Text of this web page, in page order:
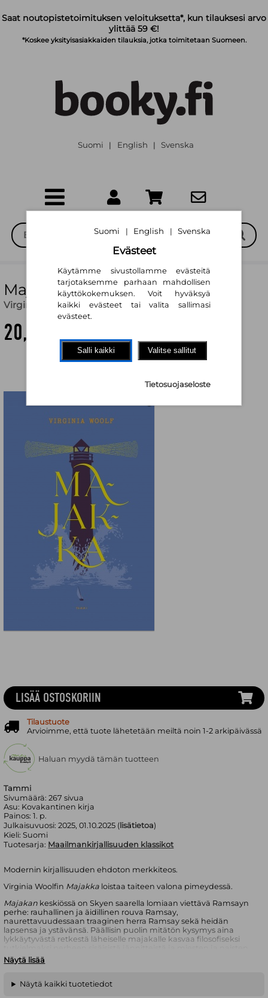
Saat noutopistetoimituksen veloituksetta*, kun tilauksesi arvo
ylittää 59 €!
*Koskee yksityisasiakkaiden tilauksia, jotka toimitetaan Suomeen.
Suomi | English | Svenska
Majakka
Virginia Woolf,Kai Kaila (käänt.)
20,80 €
Tammi
Sivumäärä:267 sivua
Asu: Kovakantinen kirja
Painos:1. p.
Julkaisuvuosi:2025, 01.10.2025 ( lisätietoa)
Kieli:Suomi
Tuotesarja: Maailmankirjallisuuden klassikot
Modernin kirjallisuuden ehdoton merkkiteos.
Virginia Woolfin Majakka loistaa taiteen valona pimeydessä.
Majakan keskiössä on Skyen saarella lomiaan viettävä Ramsayn
perhe: rauhallinen ja äidillinen rouva Ramsay,
naurettavuudessaan traaginen herra Ramsay sekä heidän
lapsensa ja ystävänsä. Päällisin puolin mitätön kysymys aina
lykkäytyvästä retkestä läheiselle majakalle kasvaa filosofiseksi
välisistä suhteista aikana, jolloin naisen elämän sisältö oli tarkoin
rajattu. Vuodet vierivät, mutta majakka siintää yhä etäällä. Silti
toiseen kuin alati muuttuva aika, ja lukijan tehtävä on antautua
Näytä lisää
LISÄÄ OSTOSKORIIN
Tilaustuote
Arvioimme, että tuote lähetetään meiltä noin 1-2 arkipäivässä
Haluan myydä tämän tuotteen
Näytä kaikki tuotetiedot
Suomi | English | Svenska
Evästeet
Käytämme sivustollamme evästeitä
tarjotaksemme parhaan mahdollisen
käyttökokemuksen. Voit hyväksyä
kaikki evästeet tai valita sallimasi
evästeet.
Salli kaikki Valitse sallitut
Tietosuojaseloste